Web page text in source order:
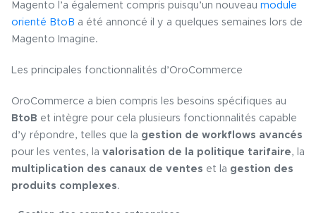
Magento l’a également compris puisqu’un nouveau module
orienté BtoB a été annoncé il y a quelques semaines lors de
Magento Imagine.
Les principales fonctionnalités d’OroCommerce
OroCommerce a bien compris les besoins spécifiques au
BtoB et intègre pour cela plusieurs fonctionnalités capable
d’y répondre, telles que la gestion de workflows avancés
pour les ventes, la valorisation de la politique tarifaire, la
multiplication des canaux de ventes et la gestion des
produits complexes.